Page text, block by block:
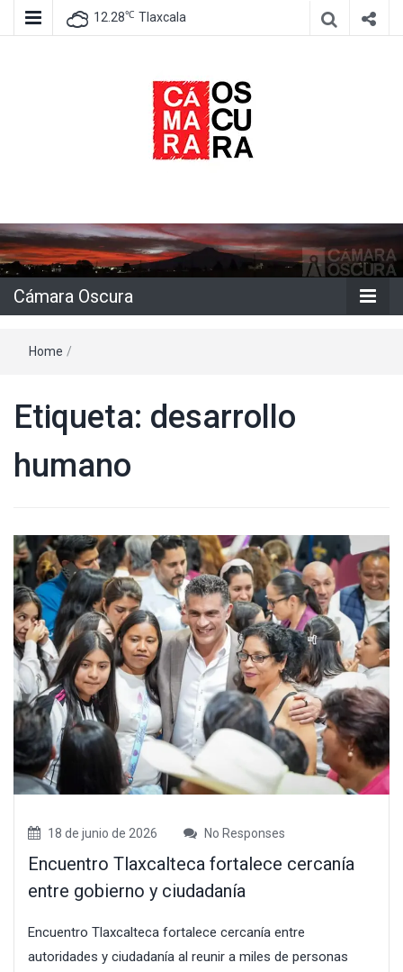
12.28℃ Tlaxcala
Cámara
Oscura
Cámara Oscura
Home /
Etiqueta: desarrollo
humano
18 de junio de 2026 No Responses
Encuentro Tlaxcalteca fortalece cercanía
entre gobierno y ciudadanía
Encuentro Tlaxcalteca fortalece cercanía entre
autoridades y ciudadanía al reunir a miles de personas